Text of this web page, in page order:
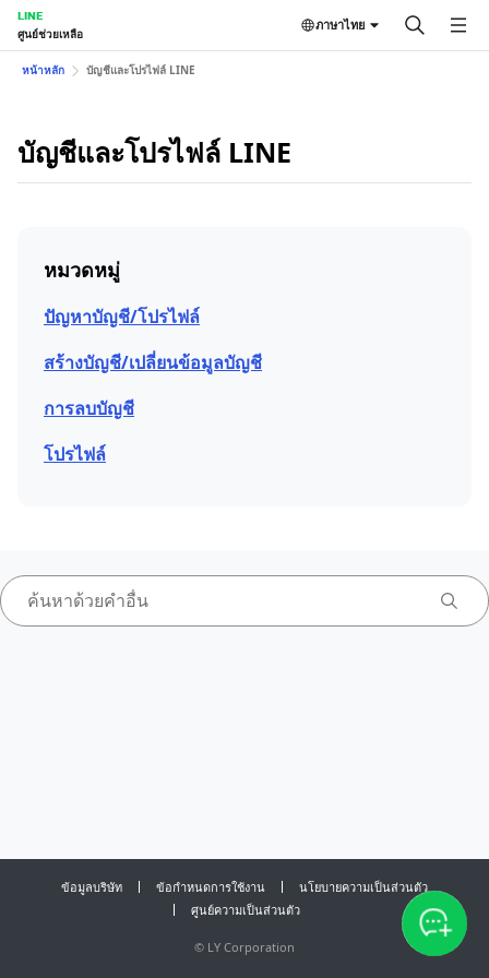
LINE
ศูนย์ช่วยเหลือ
ภาษาไทย
หน้าหลัก บัญชีและโปรไฟล์ LINE
บัญชีและโปรไฟล์ LINE
หมวดหมู่
ปัญหาบัญชี/โปรไฟล์
สร้างบัญชี/เปลี่ยนข้อมูลบัญชี
การลบบัญชี
โปรไฟล์
ข้อมูลบริษัท ข้อกำหนดการใช้งาน
นโยบายความเป็นส่วนตัว
ศูนย์ความเป็นส่วนตัว
© LY Corporation